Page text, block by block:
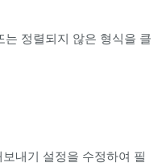
정렬되지 않은 형식을 클
내기 설정을 수정하여 필